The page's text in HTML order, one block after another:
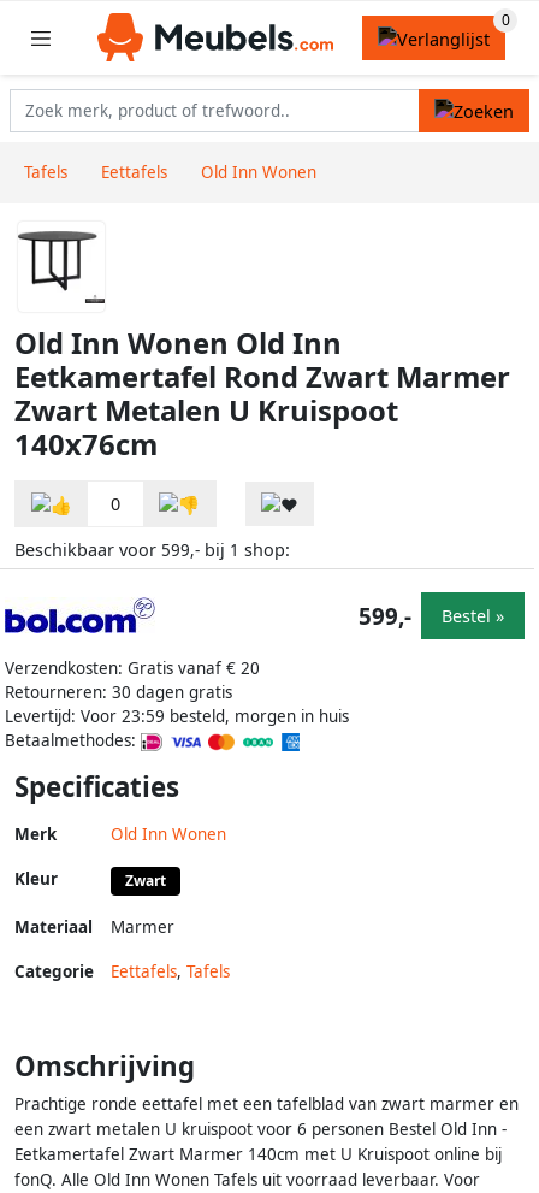
Tafels Eettafels Old Inn Wonen
Old Inn Wonen Old Inn
Eetkamertafel Rond Zwart Marmer
Zwart Metalen U Kruispoot
140x76cm
0
Beschikbaar voor 599,- bij 1 shop:
Verzendkosten: Gratis vanaf € 20
Retourneren: 30 dagen gratis
Levertijd: Voor 23:59 besteld, morgen in huis
Betaalmethodes:
599,- Bestel »
Specificaties
Merk Old Inn Wonen
Kleur Zwart
Materiaal Marmer
Categorie Eettafels, Tafels
Omschrijving
Prachtige ronde eettafel met een tafelblad van zwart marmer en
een zwart metalen U kruispoot voor 6 personen Bestel Old Inn -
Eetkamertafel Zwart Marmer 140cm met U Kruispoot online bij
fonQ. Alle Old Inn Wonen Tafels uit voorraad leverbaar. Voor